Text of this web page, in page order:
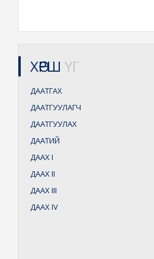
ХӨРШ ҮГ
ДААТГАХ
ДААТГУУЛАГЧ
ДААТГУУЛАХ
ДААТИЙ
ДААХI
ДААХII
ДААХIII
ДААХIV